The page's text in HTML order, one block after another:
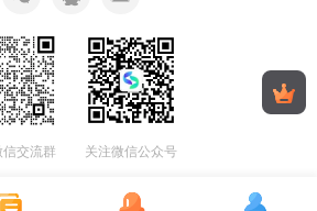
信交流群 关注微信公众号